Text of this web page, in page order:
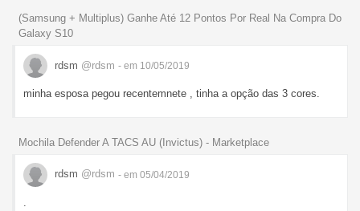
(Samsung + Multiplus) Ganhe Até 12 Pontos Por Real Na Compra Do
Galaxy S10
rdsm @rdsm - em 10/05/2019
minha esposa pegou recentemnete , tinha a opção das 3 cores.
Mochila Defender A TACS AU (Invictus) - Marketplace
rdsm @rdsm - em 05/04/2019